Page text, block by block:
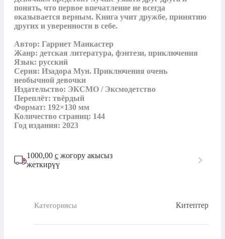
понять, что первое впечатление не всегда
оказывается верным. Книга учит дружбе, принятию
других и уверенности в себе.
Автор: Гарриет Манкастер
Жанр: детская литература, фэнтези, приключения
Язык: русский
Серия: Изадора Мун. Приключения очень
необычной девочки
Издательство: ЭКСМО / Эксмодетство
Переплёт: твёрдый
Формат: 192×130 мм
Количество страниц: 144
Год издания: 2023
1000,00 с жогору акысыз
жеткирүү
Категориясы Китептер